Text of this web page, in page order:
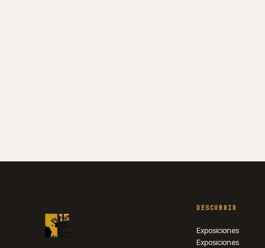
DESCUBRIR
Exposiciones
Exposiciones